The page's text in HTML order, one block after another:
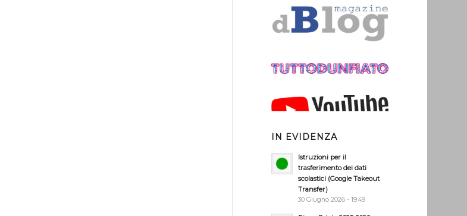
IN EVIDENZA
Istruzioni per il
trasferimento dei dati
scolastici (Google Takeout
Transfer)
30 Giugno 2026 - 19:49